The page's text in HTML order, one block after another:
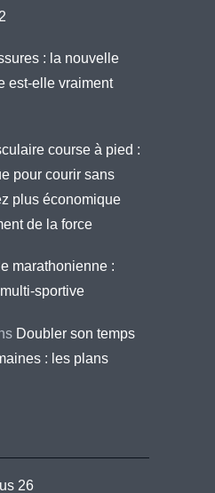
: la nouvelle
est-elle vraiment
course à pied :
pour courir sans
plus économique
de la force
marathonienne :
sportive
Doubler son temps
: les plans
26